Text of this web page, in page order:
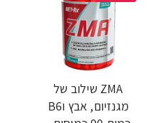
ZMA שילוב של
מגנזיום, אבץ וB6